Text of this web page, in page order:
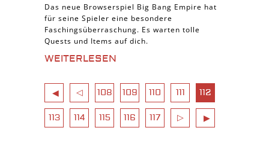
Das neue Browserspiel Big Bang Empire hat
für seine Spieler eine besondere
Faschingsüberraschung. Es warten tolle
Quests und Items auf dich.
WEITERLESEN
◀ ◁ 108 109 110 111 112
113 114 115 116 117 ▷ ▶